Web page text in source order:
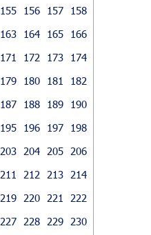
155 156 157
158
163 164 165
166
171 172 173
174
179 180 181
182
187 188 189
190
195 196 197
198
203 204 205
206
211 212 213
214
219 220 221
222
227 228 229
230